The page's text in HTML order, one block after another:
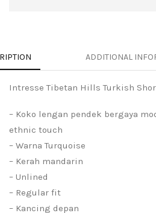
ADDITIONAL
Intresse Tibetan Hills Turkish
– Koko lengan pendek bergaya
ethnic touch
– Warna Turquoise
– Kerah mandarin
– Unlined
– Regular fit
– Kancing depan